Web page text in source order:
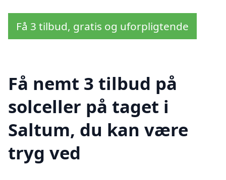
Få 3 tilbud, gratis og uforpligtende
Få nemt 3 tilbud på
solceller på taget i
Saltum, du kan være
tryg ved